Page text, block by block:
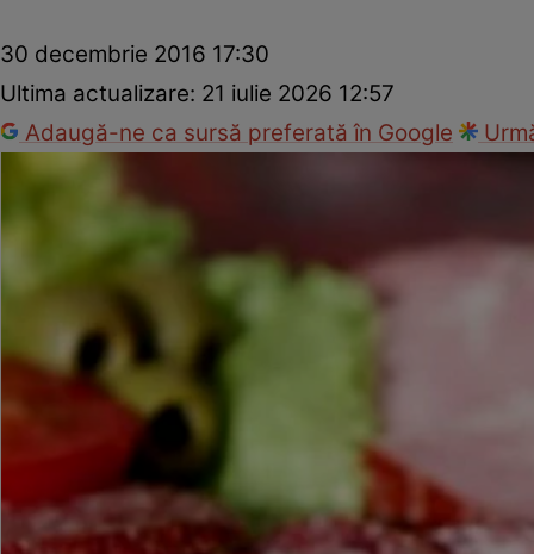
30 decembrie 2016 17:30
Ultima actualizare: 21 iulie 2026 12:57
Adaugă-ne ca sursă preferată în Google